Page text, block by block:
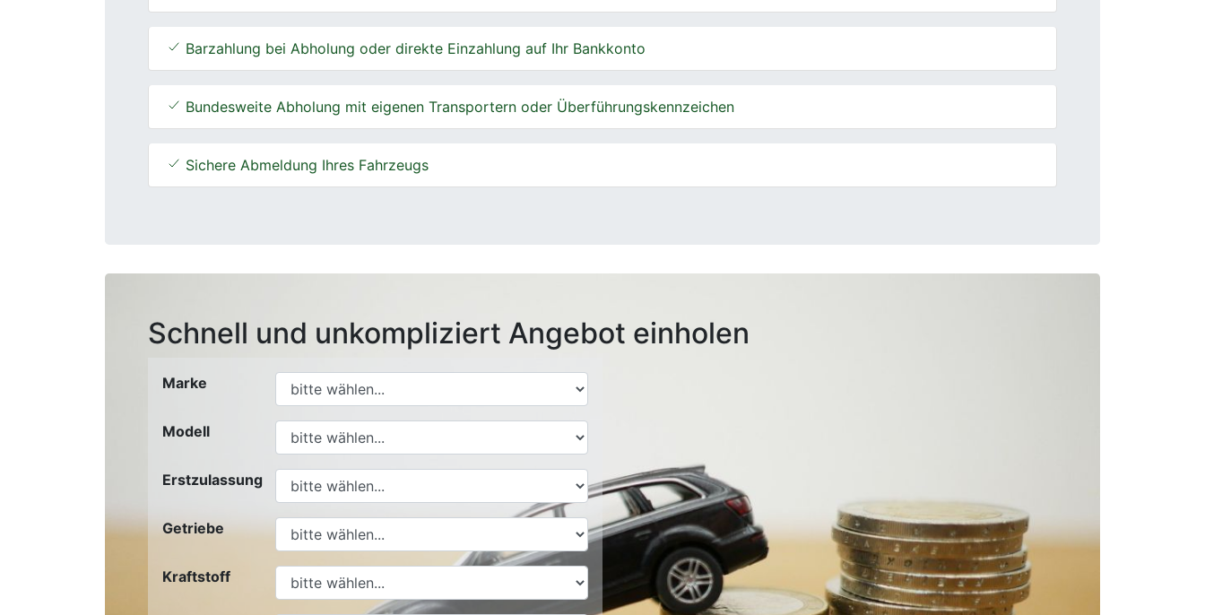
Barzahlung bei Abholung oder direkte Einzahlung auf Ihr Bankkonto
Bundesweite Abholung mit eigenen Transportern oder Überführungskennzeichen
Sichere Abmeldung Ihres Fahrzeugs
Schnell und unkompliziert Angebot einholen
Marke
Modell
Erstzulassung
Getriebe
Kraftstoff